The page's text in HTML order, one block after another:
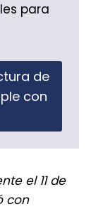
para
de
con
el 11 de
con